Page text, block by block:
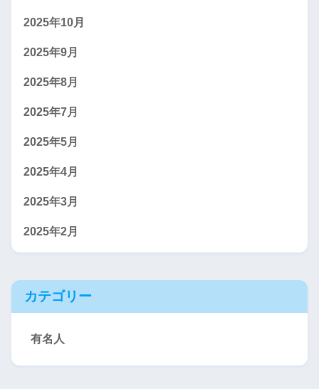
2025年10月
2025年9月
2025年8月
2025年7月
2025年5月
2025年4月
2025年3月
2025年2月
カテゴリー
有名人